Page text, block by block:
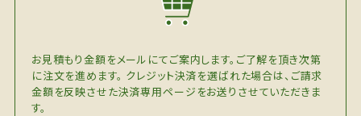
お見積もり金額をメールにてご案内します。ご了解を頂き次第
に注文を進めます。 クレジット決済を選ばれた場合は、ご請求
金額を反映させた決済専用ページをお送りさせていただきま
す。